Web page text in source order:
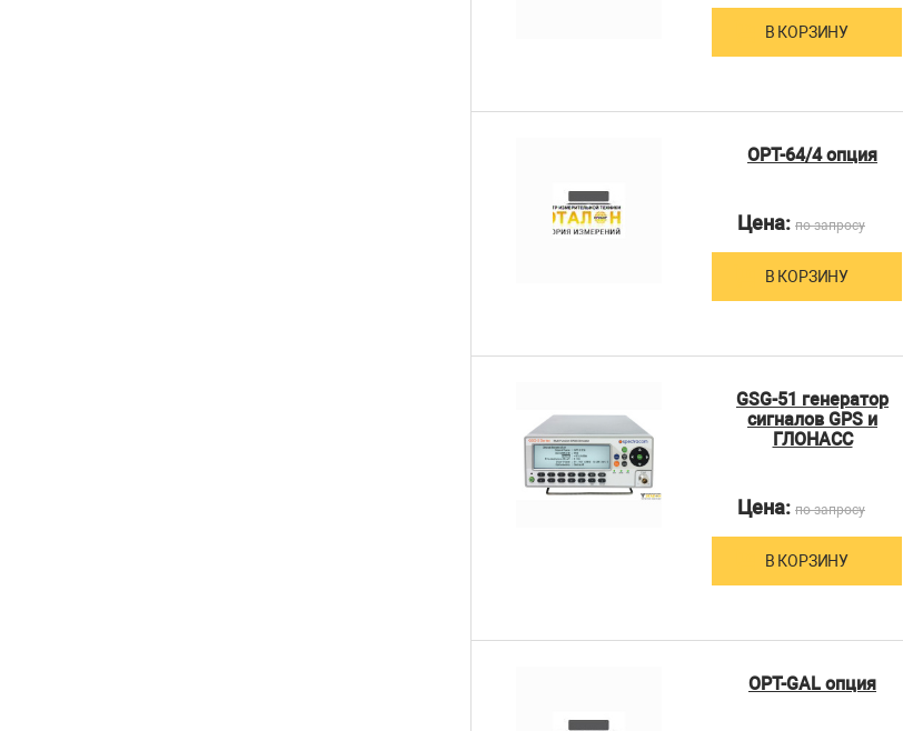
В КОРЗИНУ
OPT-64/4 опция
Цена: по запросу
В КОРЗИНУ
GSG-51 генератор
сигналов GPS и
ГЛОНАСС
Цена: по запросу
В КОРЗИНУ
OPT-GAL опция